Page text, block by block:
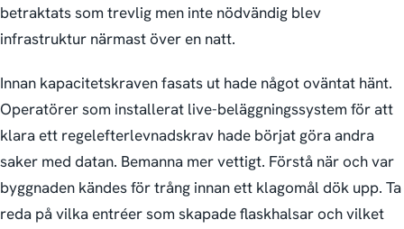
betraktats som trevlig men inte nödvändig blev
infrastruktur närmast över en natt.
Innan kapacitets­kraven fasats ut hade något oväntat hänt.
Operatörer som installerat live-beläggningssystem för att
klara ett regelefterlevnadskrav hade börjat göra andra
saker med datan. Bemanna mer vettigt. Förstå när och var
byggnaden kändes för trång innan ett klagomål dök upp. Ta
reda på vilka entréer som skapade flaskhalsar och vilket